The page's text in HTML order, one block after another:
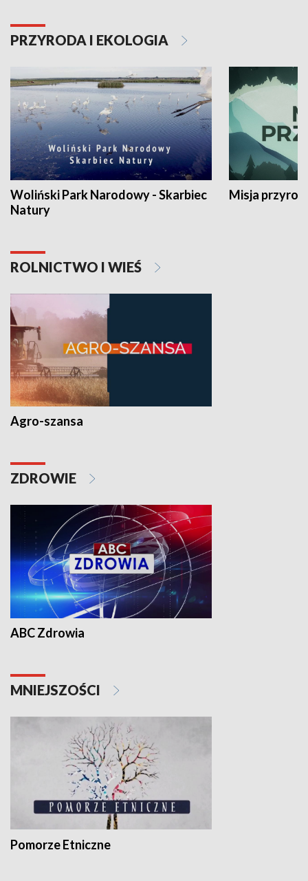
PRZYRODA I EKOLOGIA
Woliński Park Narodowy - Skarbiec
Natury
Misja
ROLNICTWO I WIEŚ
Agro-szansa
ZDROWIE
ABC Zdrowia
MNIEJSZOŚCI
Pomorze Etniczne